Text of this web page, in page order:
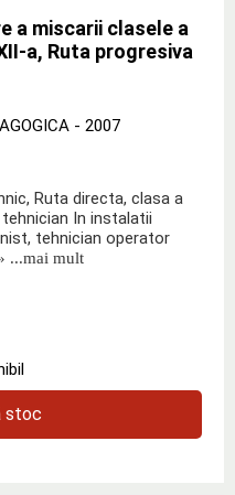
a miscarii clasele a
a, Ruta progresiva
- 2007
Ruta directa, clasa a
In instalatii
tehnician operator
...mai mult
stoc